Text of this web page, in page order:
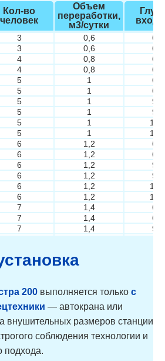
Кол-во
человек
Объем
переработки,
м3/сутки
3 0,6
3 0,6
4 0,8
4 0,8
5 1
5 1
5 1
5 1
5 1
5 1
6 1,2
6 1,2
6 1,2
6 1,2
6 1,2
6 1,2
7 1,4
7 1,4
7 1,4
7
8 1,6
8 1,6
1,6
8 1,6
9 1,8
9
200 выполняется только с
— автокрана или
внушительных размеров станции
соблюдения технологии и
подхода.